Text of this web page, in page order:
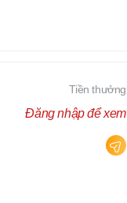
Tiền thưởng
Đăng nhập để xem